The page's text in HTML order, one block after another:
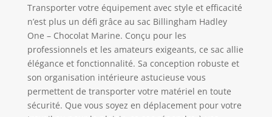
Transporter votre équipement avec style et efficacité
n’est plus un défi grâce au sac Billingham Hadley
One – Chocolat Marine. Conçu pour les
professionnels et les amateurs exigeants, ce sac allie
élégance et fonctionnalité. Sa conception robuste et
son organisation intérieure astucieuse vous
permettent de transporter votre matériel en toute
sécurité. Que vous soyez en déplacement pour votre